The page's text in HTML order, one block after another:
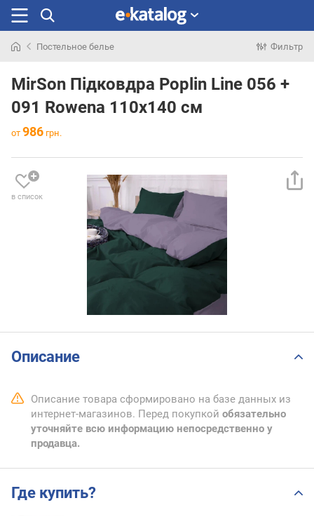
раньше
Постельное белье Фильтр
MirSon Підковдра Poplin Line 056 +
091 Rowena 110х140 см
от 986 грн.
в список
Описание
Описание товара сформировано на базе данных из
интернет-магазинов. Перед покупкой обязательно
уточняйте всю информацию непосредственно у
продавца.
Где купить?